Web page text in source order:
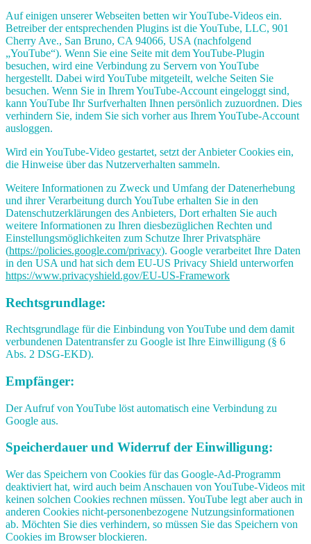
Auf einigen unserer Webseiten betten wir YouTube-Videos ein.
Betreiber der entsprechenden Plugins ist die YouTube, LLC, 901
Cherry Ave., San Bruno, CA 94066, USA (nachfolgend
„YouTube“). Wenn Sie eine Seite mit dem YouTube-Plugin
besuchen, wird eine Verbindung zu Servern von YouTube
hergestellt. Dabei wird YouTube mitgeteilt, welche Seiten Sie
besuchen. Wenn Sie in Ihrem YouTube-Account eingeloggt sind,
kann YouTube Ihr Surfverhalten Ihnen persönlich zuzuordnen. Dies
verhindern Sie, indem Sie sich vorher aus Ihrem YouTube-Account
ausloggen.
Wird ein YouTube-Video gestartet, setzt der Anbieter Cookies ein,
die Hinweise über das Nutzerverhalten sammeln.
Weitere Informationen zu Zweck und Umfang der Datenerhebung
und ihrer Verarbeitung durch YouTube erhalten Sie in den
Datenschutzerklärungen des Anbieters, Dort erhalten Sie auch
weitere Informationen zu Ihren diesbezüglichen Rechten und
Einstellungsmöglichkeiten zum Schutze Ihrer Privatsphäre
(https://policies.google.com/privacy). Google verarbeitet Ihre Daten
in den USA und hat sich dem EU-US Privacy Shield unterworfen
https://www.privacyshield.gov/EU-US-Framework
Rechtsgrundlage:
Rechtsgrundlage für die Einbindung von YouTube und dem damit
verbundenen Datentransfer zu Google ist Ihre Einwilligung (§ 6
Abs. 2 DSG-EKD).
Empfänger:
Der Aufruf von YouTube löst automatisch eine Verbindung zu
Google aus.
Speicherdauer und Widerruf der Einwilligung:
Wer das Speichern von Cookies für das Google-Ad-Programm
deaktiviert hat, wird auch beim Anschauen von YouTube-Videos mit
keinen solchen Cookies rechnen müssen. YouTube legt aber auch in
anderen Cookies nicht-personenbezogene Nutzungsinformationen
ab. Möchten Sie dies verhindern, so müssen Sie das Speichern von
Cookies im Browser blockieren.